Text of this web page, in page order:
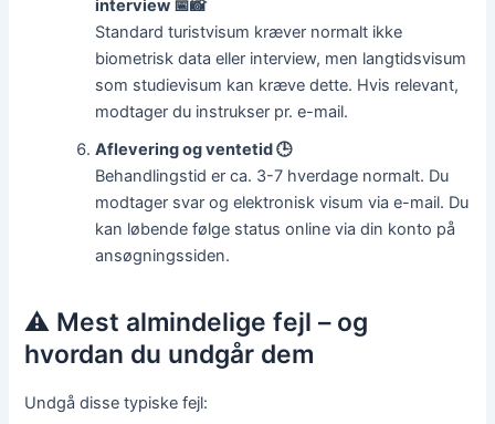
interview 📅📸
Standard turistvisum kræver normalt ikke
biometrisk data eller interview, men langtidsvisum
som studievisum kan kræve dette. Hvis relevant,
modtager du instrukser pr. e-mail.
Aflevering og ventetid 🕒
Behandlingstid er ca. 3-7 hverdage normalt. Du
modtager svar og elektronisk visum via e-mail. Du
kan løbende følge status online via din konto på
ansøgningssiden.
⚠️ Mest almindelige fejl – og
hvordan du undgår dem
Undgå disse typiske fejl: